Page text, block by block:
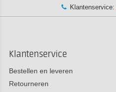
Klantenservice:
Klantenservice
Bestellen en leveren
Retourneren